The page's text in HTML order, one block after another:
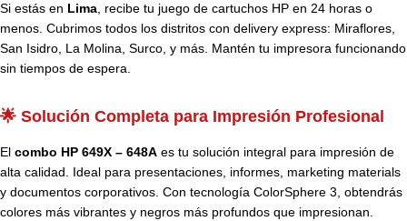
Si estás en Lima, recibe tu juego de cartuchos HP en 24 horas o
menos. Cubrimos todos los distritos con delivery express: Miraflores,
San Isidro, La Molina, Surco, y más. Mantén tu impresora funcionando
sin tiempos de espera.
🌟 Solución Completa para Impresión Profesional
El combo HP 649X – 648A es tu solución integral para impresión de
alta calidad. Ideal para presentaciones, informes, marketing materials
y documentos corporativos. Con tecnología ColorSphere 3, obtendrás
colores más vibrantes y negros más profundos que impresionan.